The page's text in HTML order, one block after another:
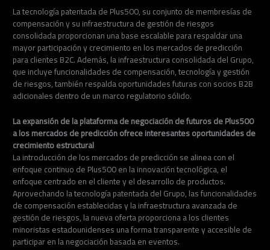
La tecnología patentada de Plus500, su conjunto de membresías de
compensación y su infraestructura de gestión de riesgos
consolidada proporcionan una base escalable para respaldar una
mayor participación y crecimiento en los mercados de predicción
para clientes B2C. Además, la infraestructura consolidada del Grupo,
que incluye funcionalidades de compensación, tecnología y gestión
de riesgos, también respalda oportunidades futuras con socios B2B
adicionales dentro de un marco regulatorio sólido.
La expansión de la plataforma de negociación de futuros de Plus500
a los mercados de predicción ofrece interesantes oportunidades de
crecimiento estructural
La introducción de los mercados de predicción se alinea con el
enfoque continuo de Plus500 en la innovación tecnológica, el
enfoque centrado en el cliente y el desarrollo de productos.
Aprovechando la tecnología patentada del Grupo, las funcionalidades
de compensación establecidas y la infraestructura avanzada de
gestión de riesgos, la nueva oferta proporciona a los clientes
minoristas estadounidenses una forma transparente y accesible de
participar en la negociación basada en eventos.